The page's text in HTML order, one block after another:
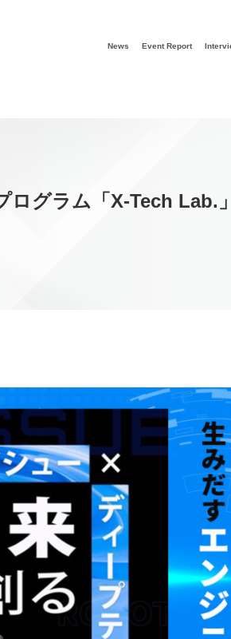
News Event Report
グラム「X-Tech Lab.」